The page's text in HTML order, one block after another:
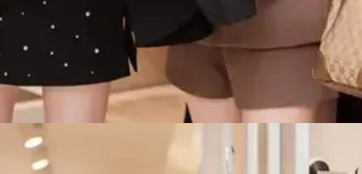
https://idep.edu.vn/thoi-trang-elise-74